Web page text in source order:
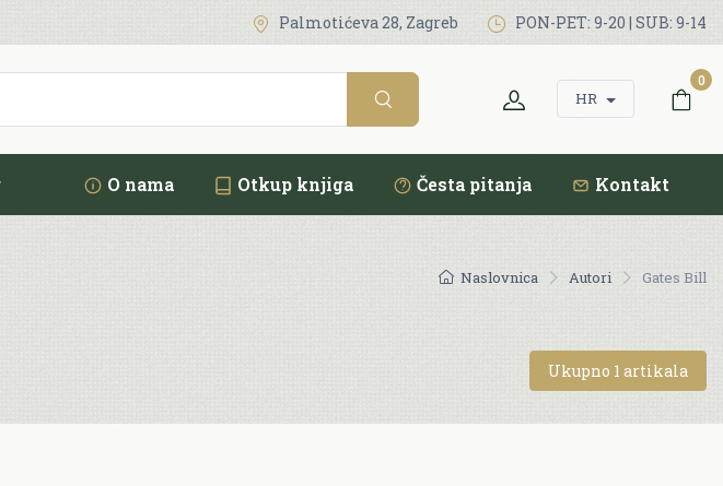
Palmotićeva 28, Zagreb PON-PET: 9-20 | SUB: 9-14
HR
0
O nama Otkup knjiga Česta pitanja Kontakt
Naslovnica Autori Gates Bill
Ukupno 1 artikala